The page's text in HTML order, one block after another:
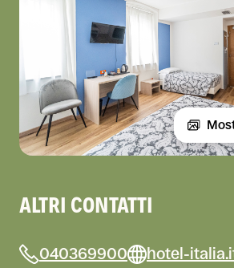
ALTRI CONTATTI
040369900 hotel-